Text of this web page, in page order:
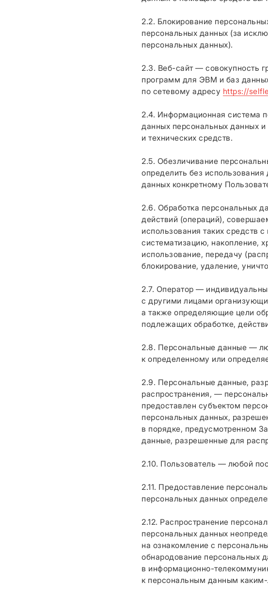
2.2. Блокирование
персональных данных (за
персональных данных).
2.3. Веб-сайт — совокупность
программ для ЭВМ и баз
по сетевому адресу https://
2.4. Информационная система
данных персональных данных
и технических средств.
2.5. Обезличивание
определить без
данных конкретному
2.6. Обработка персональных
действий (операций),
использования таких средств
систематизацию, накопление,
использование, передачу
блокирование, удаление,
2.7. Оператор —
с другими лицами
а также определяющие цели
подлежащих обработке,
2.8. Персональные данные —
к определенному или
2.9. Персональные данные,
распространения, —
предоставлен субъектом
персональных данных,
в порядке, предусмотренном
данные, разрешенные для
2.10. Пользователь — любой
2.11. Предоставление
персональных данных
2.12. Распространение
персональных данных
на ознакомление с
обнародование персональных
в информационно-
к персональным данным